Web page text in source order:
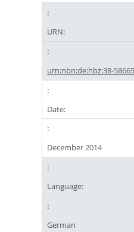
URN:
urn:nbn:de:hbz:38-58665
Date:
December 2014
Language:
German